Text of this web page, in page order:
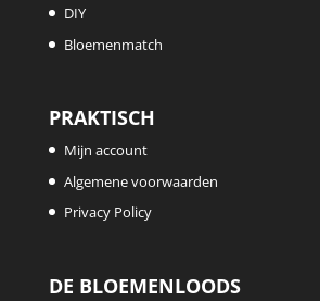
DIY
Bloemenmatch
PRAKTISCH
Mijn account
Algemene voorwaarden
Privacy Policy
DE BLOEMENLOODS